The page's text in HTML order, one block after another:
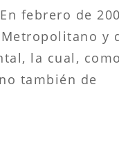
febrero de
y
la cual,
también de